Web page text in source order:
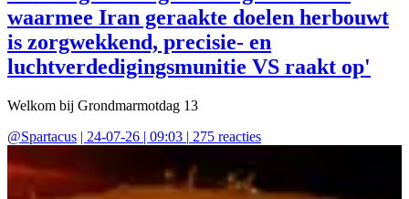
waarmee Iran geraakte doelen herbouwt
is zorgwekkend, precisie- en
luchtverdedigingsmunitie VS raakt op'
Welkom bij Grondmarmotdag 13
@Spartacus | 24-07-26 | 09:03 | 275 reacties